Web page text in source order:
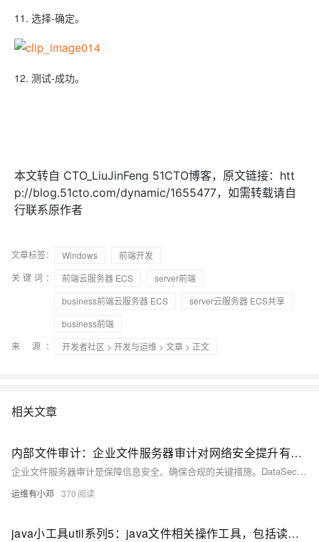
11. 选择-确定。
12. 测试-成功。
本文转自 CTO_LiuJinFeng 51CTO博客，原文链接：htt
p://blog.51cto.com/dynamic/1655477，如需转载请自
行联系原作者
文章标签： Windows
前端开发
关键词：
前端云服务器 ECS
server前端
business前端云服务器 ECS
server云服务器 ECS共享
business前端
来 源：
开发者社区 > 开发与运维 > 文章 > 正文
相关文章
内部文件审计：企业文件服务器审计对网络安全提升有哪些帮助？
企业文件服务器审计是保障信息安全、确保合规的关键措施。DataSecurity Plus 是由卓豪ManageEngine推出的审计工具，提供全面的文件访问监控、实时异常告警、用户行为分析及合规报告生成功能，助力企业防范数据泄露风险，满足GDPR、等保等多项合规要求，为企业的稳健发展保驾护航。
运维有小邓 370
java小工具util系列5：java文件相关操作工具，包括读取服务器路径下文件，删除文件及子文件，删除文件夹等方法